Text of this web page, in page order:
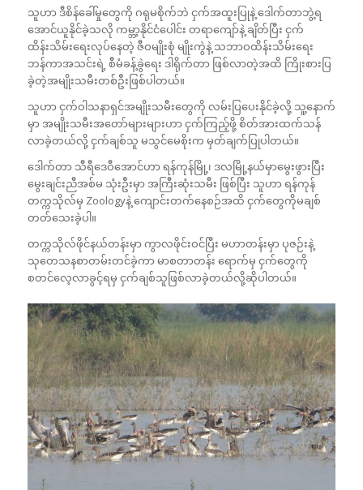
သူဟာ ဒီစိန်ခေါ်မှုတွေကို ဂရုမစိုက်ဘဲ ငှက်အထူးပြုနဲ့ ဒေါက်တာဘွဲ့ရ
အောင်ယူနိုင်ခဲ့သလို ကမ္ဘာ့နိုင်ငံပေါင်း တရာကျော်နဲ့ ချိတ်ပြီး ငှက်
ထိန်းသိမ်းရေးလုပ်နေတဲ့ ဇီဝမျိုးစုံ မျိုးကွဲနဲ့ သဘာဝထိန်းသိမ်းရေး
ဘန်ကာအသင်းရဲ့ စီမံခန့်ခွဲရေး ဒါရိုက်တာ ဖြစ်လာတဲ့အထိ ကြိုးစားပြ
ခဲ့တဲ့အမျိုးသမီးတစ်ဦးဖြစ်ပါတယ်။
သူဟာ ငှက်ဝါသနာရှင်အမျိုးသမီးတွေကို လမ်းပြပေးနိုင်ခဲ့လို့ သူ့နောက်
မှာ အမျိုးသမီးအတော်များများဟာ ငှက်ကြည့်ဖို့ စိတ်အားထက်သန်
လာခဲ့တယ်လို့ ငှက်ချစ်သူ မသွင်မေစိုးက မှတ်ချက်ပြုပါတယ်။
ဒေါက်တာ သီရီဒေဝီအောင်ဟာ ရန်ကုန်မြို့၊ ဒလမြို့နယ်မှာမွေးဖွားပြီး
မွေးချင်းညီအစ်မ သုံးဦးမှာ အကြီးဆုံးသမီး ဖြစ်ပြီး သူဟာ ရန်ကုန်
တက္ကသိုလ်မှ Zoologyနဲ့ ကျောင်းတက်နေစဉ်အထိ ငှက်တွေကိုမချစ်
တတ်သေးခဲ့ပါ။
တက္ကသိုလ်ဖိုင်နယ်တန်းမှာ ကွာလဖိုင်းဝင်ပြီး မဟာတန်းမှာ ပုဇဉ်းနဲ့
သုတေသနစာတမ်းတင်ခဲ့ကာ မာစတာတန်း ရောက်မှ ငှက်တွေကို
စတင်လေ့လာခွင့်ရမှ ငှက်ချစ်သူဖြစ်လာခဲ့တယ်လို့ဆိုပါတယ်။